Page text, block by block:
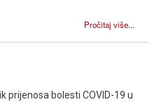
Pročitaj više...
prijenosa bolesti COVID-19 u